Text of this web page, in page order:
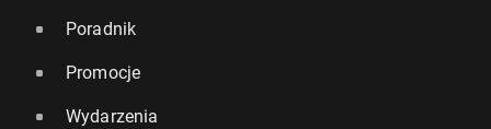
Poradnik
Promocje
Wydarzenia